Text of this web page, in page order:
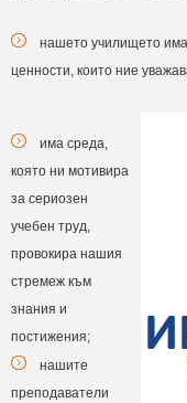
нашето училището
ценности, които ние
има среда,
която ни мотивира
за сериозен
учебен труд,
провокира нашия
стремеж към
знания и
постижения;
нашите
преподаватели